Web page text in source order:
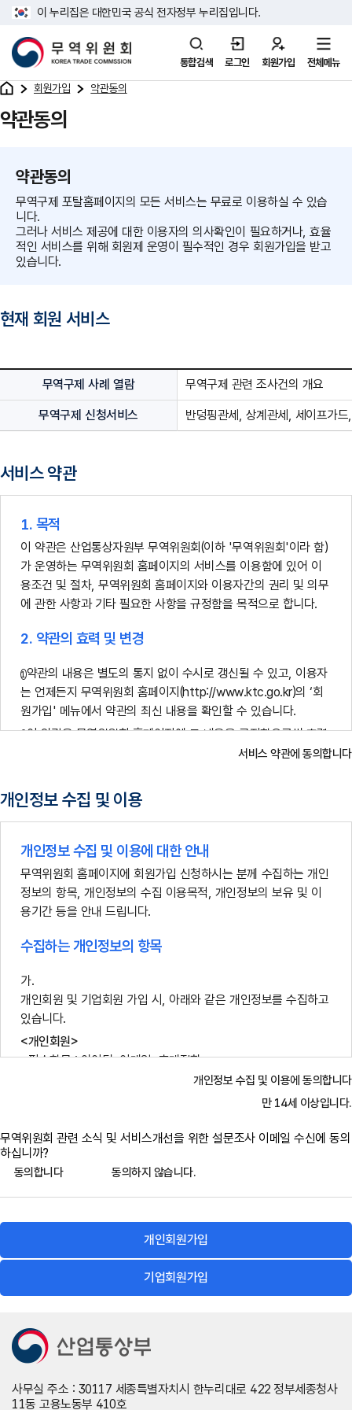
이 누리집은 대한민국 공식 전자정부 누리집입니다.
통합검색 로그인 회원가입 전체메뉴
회원가입 약관동의
약관동의
약관동의
무역구제 포탈홈페이지의 모든 서비스는 무료로 이용하실 수 있습
니다.
그러나 서비스 제공에 대한 이용자의 의사확인이 필요하거나, 효율
적인 서비스를 위해 회원제 운영이 필수적인 경우 회원가입을 받고
있습니다.
현재 회원 서비스
무역구제 사례 열람 무역구제 관련 조사건의 개요
무역구제 신청서비스 반덩핑관세, 상계관세, 세이프가
서비스 약관
1. 목적
이 약관은 산업통상자원부 무역위원회(이하 '무역위원회'이라 함)
가 운영하는 무역위원회 홈페이지의 서비스를 이용함에 있어 이
용조건 및 절차, 무역위원회 홈페이지와 이용자간의 권리 및 의무
에 관한 사항과 기타 필요한 사항을 규정함을 목적으로 합니다.
2. 약관의 효력 및 변경
약관의 내용은 별도의 통지 없이 수시로 갱신될 수 있고, 이용자
는 언제든지 무역위원회 홈페이지(http://www.ktc.go.kr)의 ‘회
원가입' 메뉴에서 약관의 최신 내용을 확인할 수 있습니다.
이 약관은 무역위원회 홈페이지에 그 내용을 공지함으로써 효력
이 발생하며, 변경된 약관에 동의하지 아니하는 경우, 이용자는
는 변경된 약관에 동의하는 것으로 간주됩니다.
3. 약관외 준칙
이 약관에 명시되지 않은 사항은 관계법령에 따릅니다.
4. 용어의 정의
서비스란 무역위원회 홈페이지에서 제공하는 제반정보(정보제
공, Q&A, 부가서비스 등)를 말합니다.
을 한 자로서, 무역위원회 홈페이지가 제공하는 모든 서비스를이
용할 수 있는 자를 말합니다.
비회원이란 회원으로 가입하지 않고 무역위원회 홈페이지가 제
공하는 서비스를 이용하는 자를 말합니다.
이용자란 무역위원회 홈페이지가 제공하는 서비스를 받는 회원
이용자가 회원가입을 신청하는 경우 무역위원회 홈페이지가 정
한 양식에 따라 회원정보를 기입한 후 이 약관에 동의한다는 의사
한 이용자 중 다음 각 호에 해당하지 않는 한 회원으로 등록합니
공공질서 또는 미풍양속을 저해할 목적으로 신청하였을 경우
이 약관을 위반하거나 무역구제의 운영에 현저히 지장이 있다고
기타 무역구제 관리자가 필요하다고 인정하는 경우
서비스 약관에 동의합니다
개인정보 수집 및 이용
개인정보 수집 및 이용에 대한 안내
무역위원회 홈페이지에 회원가입 신청하시는 분께 수집하는 개인
정보의 항목, 개인정보의 수집 이용목적, 개인정보의 보유 및 이
용기간 등을 안내 드립니다.
수집하는 개인정보의 항목
개인회원 및 기업회원 가입 시, 아래와 같은 개인정보를 수집하고
있습니다.
<개인회원>
필수항목 : 아이디, 이메일, 휴대전화
선택항목 : 이름, 전화번호, 팩스번호, 직업, 직장/학교
필수항목 : 아이디, 비밀번호, 대표자명, 주소, 전화번호, 담당자
명, 담당자 전화번호, 담당자 휴대전화, 담당자 이메일
선택항목 : 지역, 팩스번호
서비스 이용과정에서 아래와 같은 정보들이 자동으로 생성되어
IP Address, 방문 일시, 서비스 이용 기록
개인정보의 수집 및 이용목적
하도록 하겠습니다. : 서비스 가입, 변경, 사후관리, 품질개선, 명
의도용방지, 이용자 및 서비스 이용에 대한 통계ㆍ분석
개인정보의 보유 및 이용기간
무역위원회는 이용자의 개인정보를 회원가입을 하는 시점부터 서
개인정보 수집 및 이용에 동의합니다
만 14세 이상입니다.
무역위원회 관련 소식 및 서비스개선을 위한 설문조사 이메일 수신에 동의
하십니까?
동의합니다 동의하지 않습니다.
개인회원가입
기업회원가입
사무실 주소 : 30117 세종특별자치시 한누리대로 422 정부세종청사
11동 고용노동부 410호